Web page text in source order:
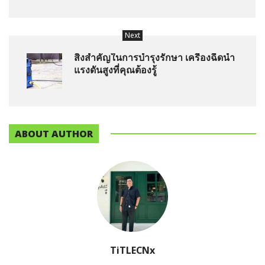
Next
สิ่งสำคัญในการบำรุงรักษา เครื่องฉีดน้ำ
แรงดันสูงที่คุณต้องรู้
ABOUT AUTHOR
TiTLECNx